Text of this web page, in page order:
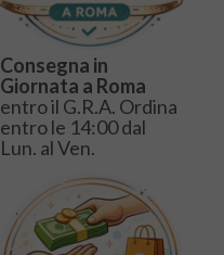
Consegna in
Giornata a Roma
entro il G.R.A. Ordina
entro le 14:00 dal
Lun. al Ven.